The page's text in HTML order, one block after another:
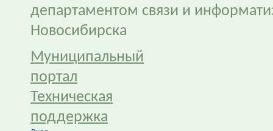
департаментом связи и
Новосибирска
Муниципальный
портал
Техническая
поддержка